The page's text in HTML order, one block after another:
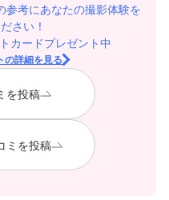
参考にあなたの撮影体験を
さい！
カードプレゼント中
の詳細を見る
を投稿
ミを投稿